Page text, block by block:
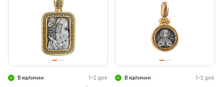
В наличии 1-2 дня В наличии 1-2 дня